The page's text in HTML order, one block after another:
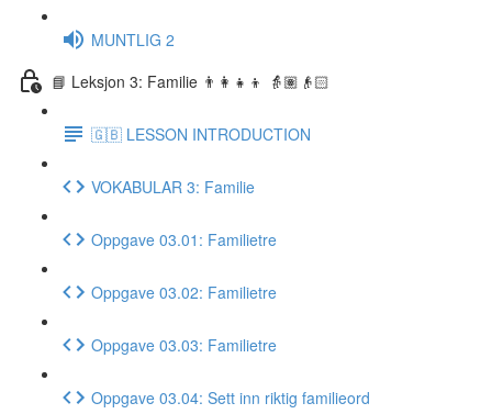
MUNTLIG 2
📘 Leksjon 3: Familie 👨‍👩‍👧‍👦 👵🏽👴🏻
🇬🇧 LESSON INTRODUCTION
VOKABULAR 3: Familie
Oppgave 03.01: Familietre
Oppgave 03.02: Familietre
Oppgave 03.03: Familietre
Oppgave 03.04: Sett inn riktig familieord